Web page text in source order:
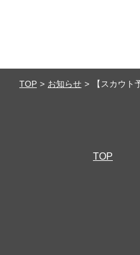
TOP お知らせ 【スカウ
TOP